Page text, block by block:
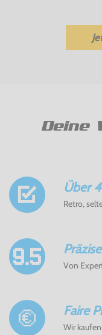
Deine
Über
Retro,
Von
Faire
Wir